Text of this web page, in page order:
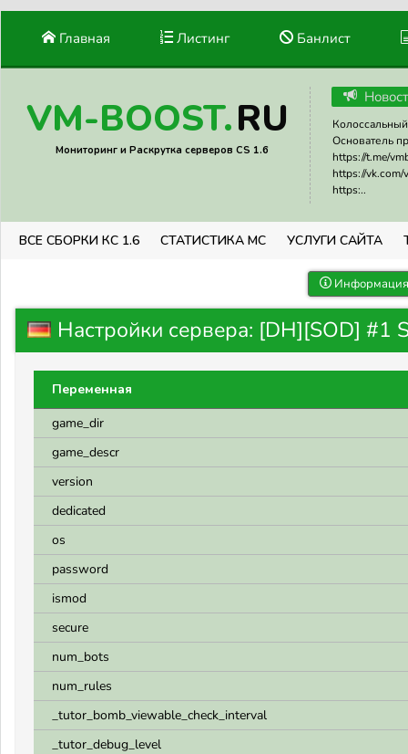
Главная Листинг Банлист
VM-BOOST.RU
Мониторинг и Раскрутка серверов CS 1.6
Основатель
https://t.me/
https://vk.com/
https:..
ВСЕ СБОРКИ КС 1.6 СТАТИСТИКА МС УСЛУГИ САЙТА
Настройки сервера: [DH][SOD] #1
Переменная
game_dir
game_descr
version
dedicated
os
password
ismod
secure
num_bots
num_rules
_tutor_bomb_viewable_check_interval
_tutor_debug_level